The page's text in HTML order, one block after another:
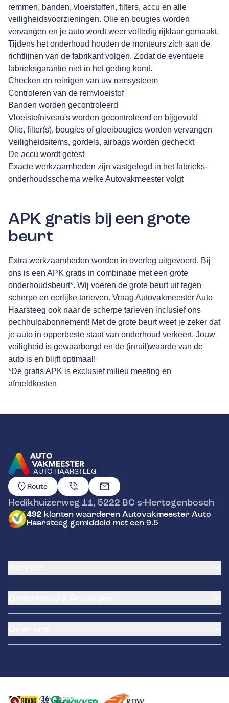
remmen, banden, vloeistoffen, filters, accu en alle
veiligheidsvoorzieningen. Olie en bougies worden
vervangen en je auto wordt weer volledig rijklaar gemaakt.
Tijdens het onderhoud houden de monteurs zich aan de
richtlijnen van de fabrikant volgen. Zodat de eventuele
fabrieksgarantie niet in het geding komt.
Checken en reinigen van uw remsysteem
Controleren van de remvloeistof
Banden worden gecontroleerd
Vloeistofniveau's worden gecontroleerd en bijgevuld
Olie, filter(s), bougies of gloeibougies worden vervangen
Veiligheidsitems, gordels, airbags worden gecheckt
De accu wordt getest
Exacte werkzaamheden zijn vastgelegd in het fabrieks-
onderhoudsschema welke Autovakmeester volgt
APK gratis bij een grote
beurt
Extra werkzaamheden worden in overleg uitgevoerd. Bij
ons is een APK gratis in combinatie met een grote
onderhoudsbeurt*. Wij voeren de grote beurt uit tegen
scherpe en eerlijke tarieven. Vraag Autovakmeester Auto
Haarsteeg ook naar de scherpe tarieven inclusief ons
pechhulpabonnement! Met de grote beurt weet je zeker dat
je auto in opperbeste staat van onderhoud verkeert. Jouw
veiligheid is gewaarborgd en de (inruil)waarde van de
auto is en blijft optimaal!
*De gratis APK is exclusief milieu meeting en
afmeldkosten
AUTO HAARSTEEG
GA NAAR DE HOMEPAGINA
Route
Hedikhuizerweg 11, 5222 BC s-Hertogenbosch
492 klanten waarderen Autovakmeester Auto
Haarsteeg gemiddeld met een 9.5
Banden service
Klantenkaart
Schade en reparatie